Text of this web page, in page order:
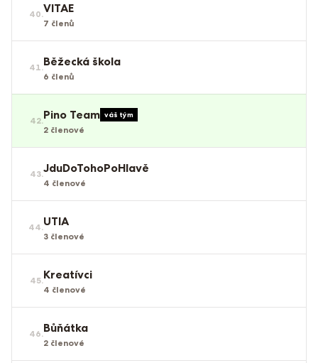
40.VITAE
7 členů
41.Běžecká škola
6 členů
42.Pino Team váš tým
2 členové
43.JduDoTohoPoHlavě
4 členové
44.UTIA
3 členové
45.Kreatívci
4 členové
46.Bůňátka
2 členové